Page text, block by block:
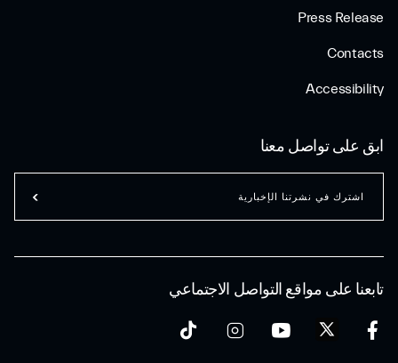
Press Release
Contacts
Accessibility
تابعنا على مواقع التواصل الاجتماعي
ابق على تواصل معنا
اشترك في نشرتنا الإخبارية